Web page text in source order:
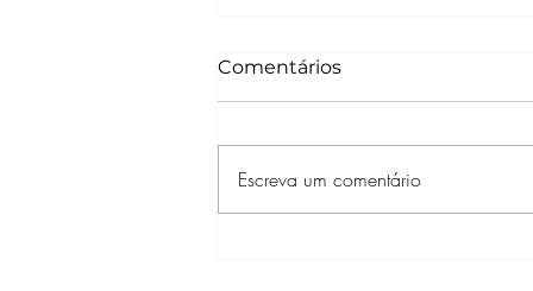
Comentários
Escreva um comentário